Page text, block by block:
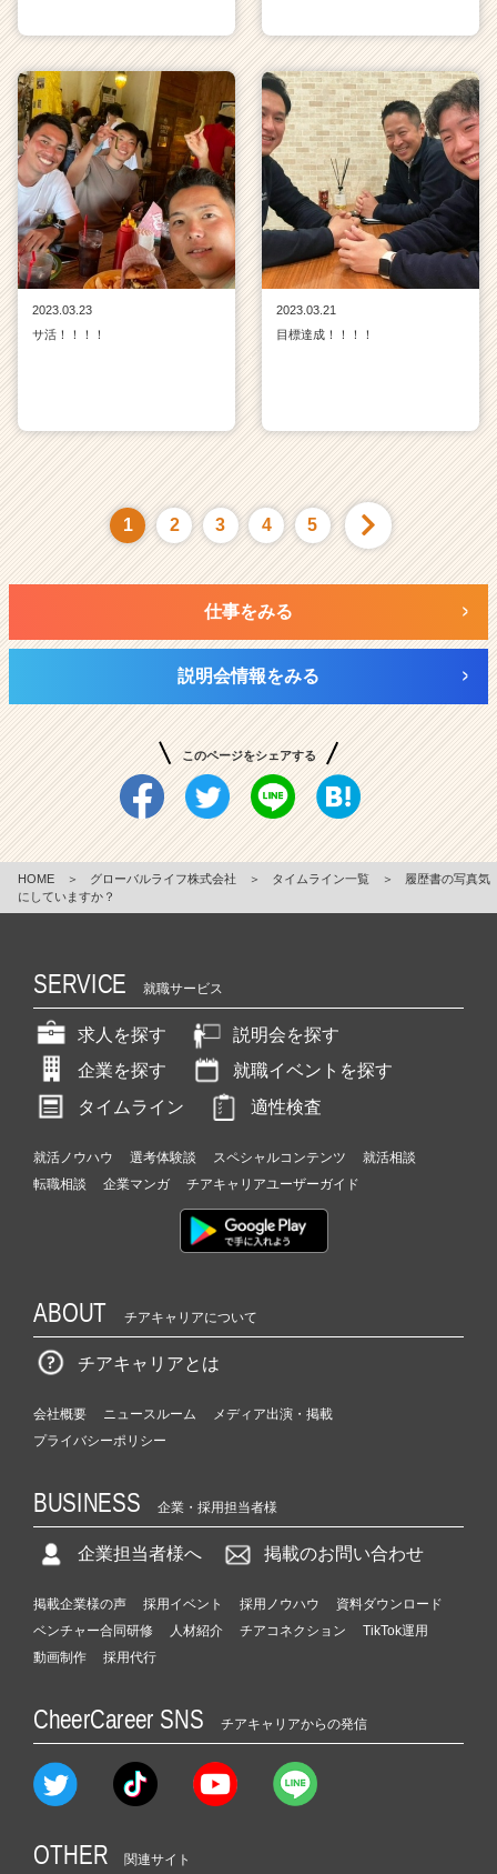
2023.03.23
サ活！！！！
2023.03.21
目標達成！！！！
1 2 3 4 5
仕事をみる
説明会情報をみる
このページをシェアする
HOME ＞ グローバルライフ株式会社 ＞ タイムライン一覧 ＞
履歴書の写真気
にしていますか？
SERVICE 就職サービス
求人を探す
説明会を探す
企業を探す
就職イベントを探す
タイムライン
適性検査
就活ノウハウ 選考体験談 スペシャルコンテンツ
就活相談
転職相談
企業マンガ チアキャリアユーザーガイド
ABOUT チアキャリアについて
チアキャリアとは
会社概要 ニュースルーム
メディア出演・掲載
プライバシーポリシー
BUSINESS 企業・採用担当者様
企業担当者様へ 掲載のお問い合わせ
掲載企業様の声 採用イベント 採用ノウハウ
資料ダウンロード
ベンチャー合同研修
人材紹介 チアコネクション
TikTok運用
動画制作
採用代行
CheerCareer SNS チアキャリアからの発信
OTHER 関連サイト